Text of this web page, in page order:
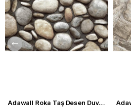
Adawall Roka Taş Desen Duvar Kağıdı 23113-3